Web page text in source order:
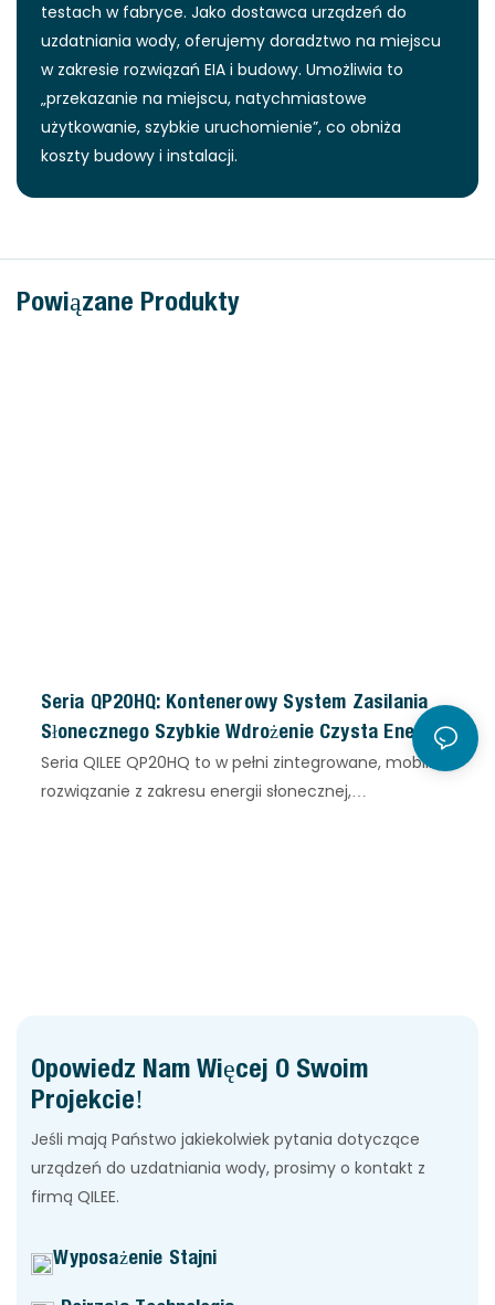
testach w fabryce. Jako dostawca urządzeń do
uzdatniania wody, oferujemy doradztwo na miejscu
w zakresie rozwiązań EIA i budowy. Umożliwia to
„przekazanie na miejscu, natychmiastowe
użytkowanie, szybkie uruchomienie”, co obniża
koszty budowy i instalacji.
Powiązane Produkty
Seria QP20HQ: Kontenerowy System Zasilania
Słonecznego Szybkie Wdrożenie Czysta Energia
Dla Odległych I Przemysłowych Lokalizacji
Seria QILEE QP20HQ to w pełni zintegrowane, mobilne
rozwiązanie z zakresu energii słonecznej,
kilku godzin w przypadku instalacji poza siecią, w
przypadku katastrof lub w celu wsparcia zasilania
przemysłowego.
Opowiedz Nam Więcej O Swoim
Projekcie!
Jeśli mają Państwo jakiekolwiek pytania dotyczące
urządzeń do uzdatniania wody, prosimy o kontakt z
firmą QILEE.
Wyposażenie Stajni